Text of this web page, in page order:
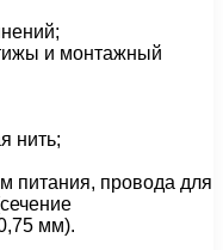
и монтажный
нить;
питания, провода для
мм).